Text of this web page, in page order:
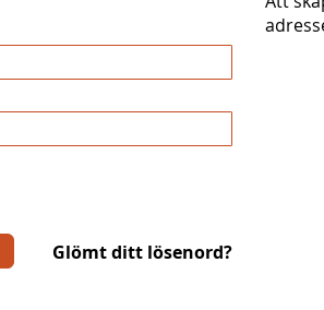
Glömt ditt lösenord?